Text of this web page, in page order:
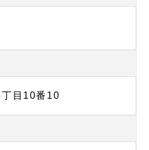
目10番10